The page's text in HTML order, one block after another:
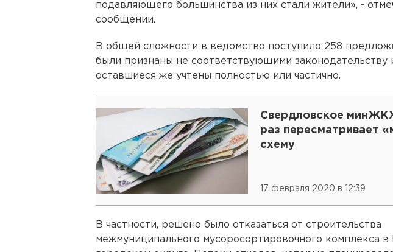
подавляющего большинства из них стали жители», -
сообщении.
В общей сложности в ведомство поступило 258
были признаны не соответствующими законодательству
оставшиеся же учтены полностью или частично.
Свердловское
раз пересматривает
схему
17 февраля 2020 в 12:39
В частности, решено было отказаться от строительства
межмуниципального мусоросортировочного комплекса